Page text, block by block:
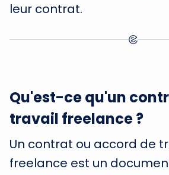
leur contrat.
Qu'est-ce qu'un
travail freelance ?
Un contrat ou accord de
freelance est un